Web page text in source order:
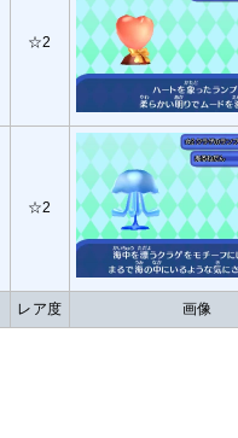
レア度 画像
☆2
☆2